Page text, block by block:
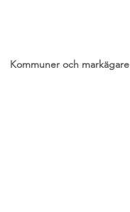
Kommuner och markägare